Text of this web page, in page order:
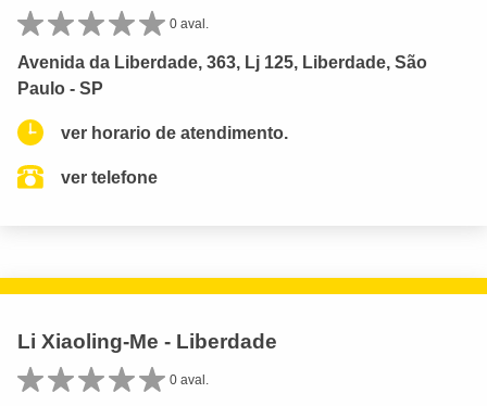
0 aval.
Avenida da Liberdade, 363, Lj 125, Liberdade, São
Paulo - SP
ver horario de atendimento.
ver telefone
Li Xiaoling-Me - Liberdade
0 aval.